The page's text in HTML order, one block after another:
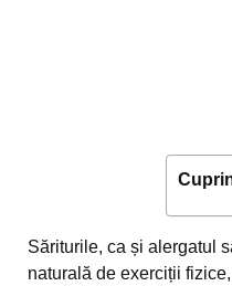
Săriturile, ca și alergatul
naturală de exerciții